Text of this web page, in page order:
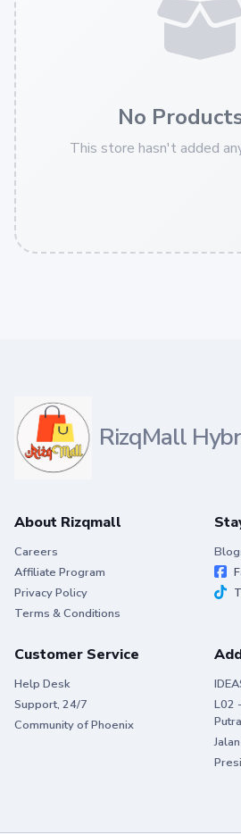
No
This store hasn't added
RizqMall
About Rizqmall
Careers
Affiliate Program
Privacy Policy
Terms & Conditions
Customer Service
Help Desk
Support, 24/7
Community of Phoenix
L02